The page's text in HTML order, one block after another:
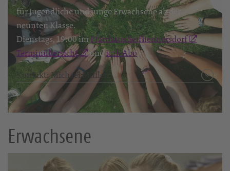
für Jugendliche und junge Erwachsene ab der
neunten Klasse.
Dienstags, 19:00 imPfarrhaus Seifhennersdorf
,
Terminübersicht
undical-Abo.
Kontakt: Michael Müller
Erwachsene